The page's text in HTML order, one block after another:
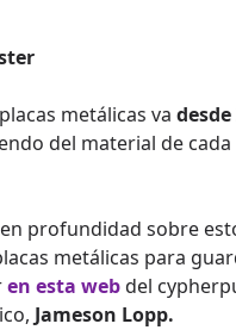
metálicas va desde
del material de
profundidad sobre
metálicas para
en esta webdel
Jameson Lopp.